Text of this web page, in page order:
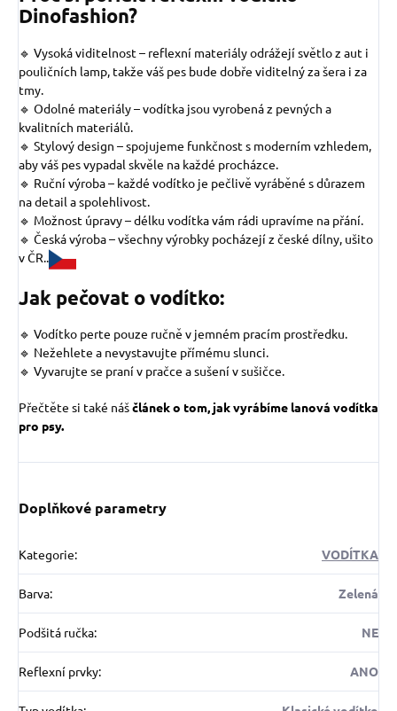
Dinofashion?
🔹 Vysoká viditelnost – reflexní materiály odrážejí světlo z aut i
pouličních lamp, takže váš pes bude dobře viditelný za šera i za
tmy.
🔹 Odolné materiály – vodítka jsou vyrobená z pevných a
kvalitních materiálů.
🔹 Stylový design – spojujeme funkčnost s moderním vzhledem,
aby váš pes vypadal skvěle na každé procházce.
🔹 Ruční výroba – každé vodítko je pečlivě vyráběné s důrazem
na detail a spolehlivost.
🔹 Možnost úpravy – délku vodítka vám rádi upravíme na přání.
🔹 Česká výroba – všechny výrobky pocházejí z české dílny, ušito
v ČR..
Jak pečovat o vodítko:
🔹 Vodítko perte pouze ručně v jemném pracím prostředku.
🔹 Nežehlete a nevystavujte přímému slunci.
🔹 Vyvarujte se praní v pračce a sušení v sušičce.
Přečtěte si také náščlánek o tom, jak vyrábíme lanová vodítka
pro psy.
Doplňkové parametry
Kategorie: VODÍTKA
Barva: Zelená
Podšitá ručka: NE
Reflexní prvky: ANO